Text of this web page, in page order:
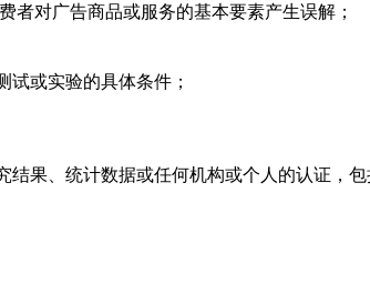
者对广告商品或服务的基本要素产生误解；
或实验的具体条件；
果、统计数据或任何机构或个人的认证，包